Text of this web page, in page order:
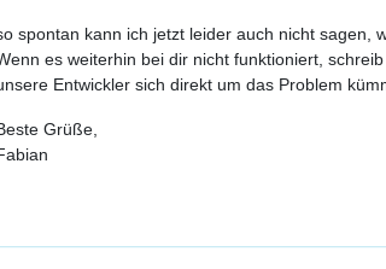
spontan kann ich jetzt leider auch nicht sagen,
es weiterhin bei dir nicht funktioniert,
Entwickler sich direkt um das Problem
Grüße,